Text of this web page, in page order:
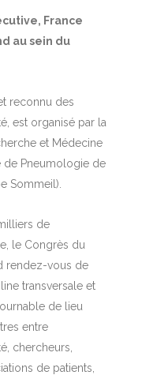
France
au sein du
reconnu des
est organisé par la
et Médecine
de Pneumologie de
Sommeil).
de
le Congrès du
rendez-vous de
transversale et
de lieu
entre
chercheurs,
de patients,